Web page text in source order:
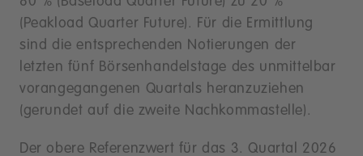
(Peakload Quarter Future). Für die Ermittlung
sind die entsprechenden Notierungen der
letzten fünf Börsenhandelstage des unmittelbar
vorangegangenen Quartals heranzuziehen
(gerundet auf die zweite Nachkommastelle).
Der obere Referenzwert für das 3. Quartal 2026